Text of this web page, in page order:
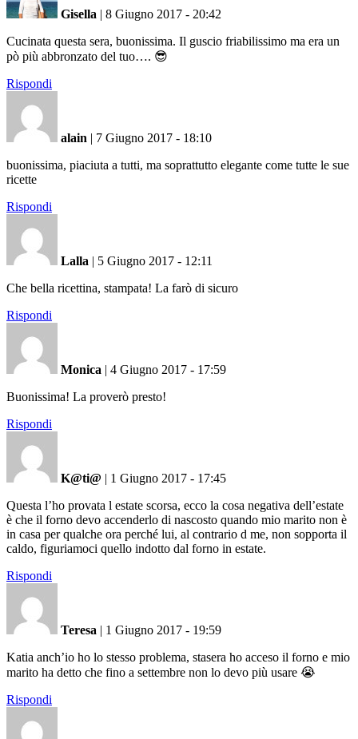
Gisella | 8 Giugno 2017 - 20:42
Cucinata questa sera, buonissima. Il guscio friabilissimo ma era un
pò più abbronzato del tuo…. 😎
Rispondi
alain | 7 Giugno 2017 - 18:10
buonissima, piaciuta a tutti, ma soprattutto elegante come tutte le sue
ricette
Rispondi
Lalla | 5 Giugno 2017 - 12:11
Che bella ricettina, stampata! La farò di sicuro
Rispondi
Monica | 4 Giugno 2017 - 17:59
Buonissima! La proverò presto!
Rispondi
K@ti@ | 1 Giugno 2017 - 17:45
Questa l’ho provata l estate scorsa, ecco la cosa negativa dell’estate
è che il forno devo accenderlo di nascosto quando mio marito non è
in casa per qualche ora perché lui, al contrario d me, non sopporta il
caldo, figuriamoci quello indotto dal forno in estate.
Rispondi
Teresa | 1 Giugno 2017 - 19:59
Katia anch’io ho lo stesso problema, stasera ho acceso il forno e mio
marito ha detto che fino a settembre non lo devo più usare 😭
Rispondi